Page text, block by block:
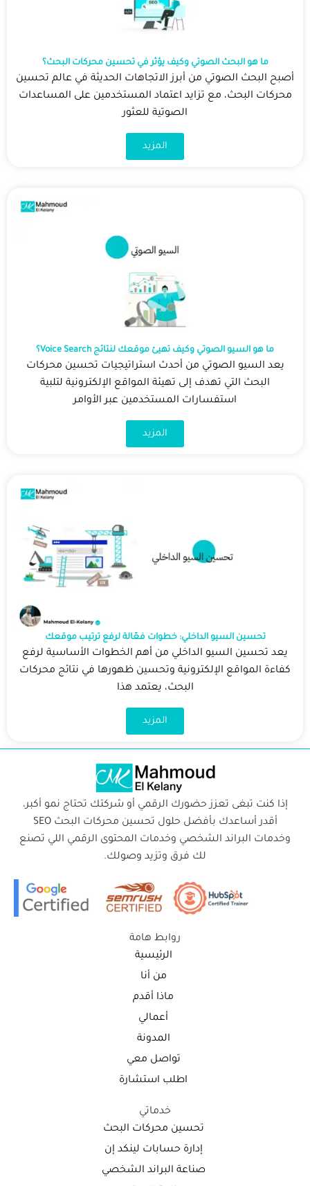
ما هو البحث الصوتي وكيف يؤثر في تحسين محركات البحث؟
أصبح البحث الصوتي من أبرز الاتجاهات الحديثة في عالم تحسين
محركات البحث، مع تزايد اعتماد المستخدمين على المساعدات
الصوتية للعثور
المزيد
ما هو السيو الصوتي وكيف تهيئ موقعك لنتائج Voice Search؟
يعد السيو الصوتي من أحدث استراتيجيات تحسين محركات
البحث التي تهدف إلى تهيئة المواقع الإلكترونية لتلبية
استفسارات المستخدمين عبر الأوامر
المزيد
تحسين السيو الداخلي: خطوات فعّالة لرفع ترتيب موقعك
يعد تحسين السيو الداخلي من أهم الخطوات الأساسية لرفع
كفاءة المواقع الإلكترونية وتحسين ظهورها في نتائج محركات
البحث، يعتمد هذا
المزيد
إذا كنت تبغى تعزز حضورك الرقمي أو شركتك تحتاج نمو أكبر،
أقدر أساعدك بأفضل حلول تحسين محركات البحث SEO
وخدمات البراند الشخصي وخدمات المحتوى الرقمي اللي تصنع
لك فرق وتزيد وصولك.
روابط هامة
الرئيسية
من أنا
ماذا أقدم
أعمالي
المدونة
تواصل معي
اطلب استشارة
خدماتي
تحسين محركات البحث
إدارة حسابات لينكد إن
صناعة البراند الشخصي